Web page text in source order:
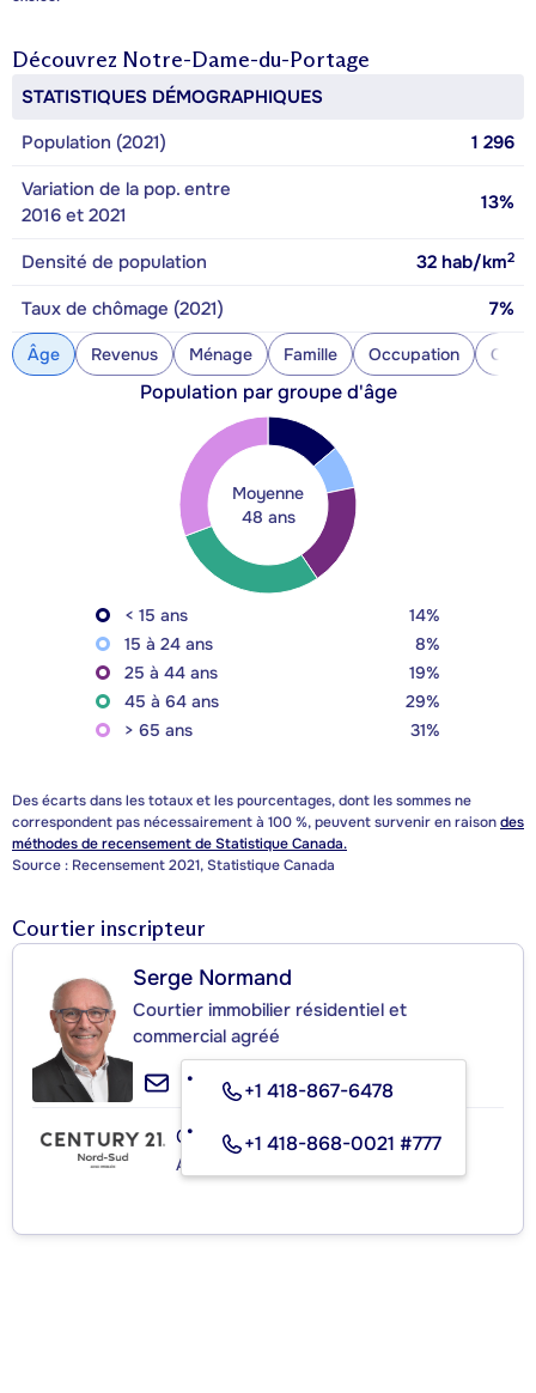
Découvrez Notre-Dame-du-Portage
STATISTIQUES DÉMOGRAPHIQUES
Population (2021)
1 296
Variation de la pop. entre
2016 et 2021
13%
Densité de population 32 hab/km2
Taux de chômage (2021) 7%
Âge Revenus Ménage Famille Occupation
Population par groupe d'âge
Moyenne
48 ans
< 15 ans
14%
15 à 24 ans
8%
25 à 44 ans
19%
45 à 64 ans
29%
> 65 ans
31%
Des écarts dans les totaux et les pourcentages, dont les sommes ne
correspondent pas nécessairement à 100 %, peuvent survenir en raisondes
méthodes de recensement de Statistique Canada.
Source : Recensement 2021, Statistique Canada
Courtier inscripteur
Serge Normand
Courtier immobilier résidentiel et
commercial agréé
+1 418-867-6478
+1 418-868-0021 #777
CENTURY 21 NORD-SUD
Agence immobilière